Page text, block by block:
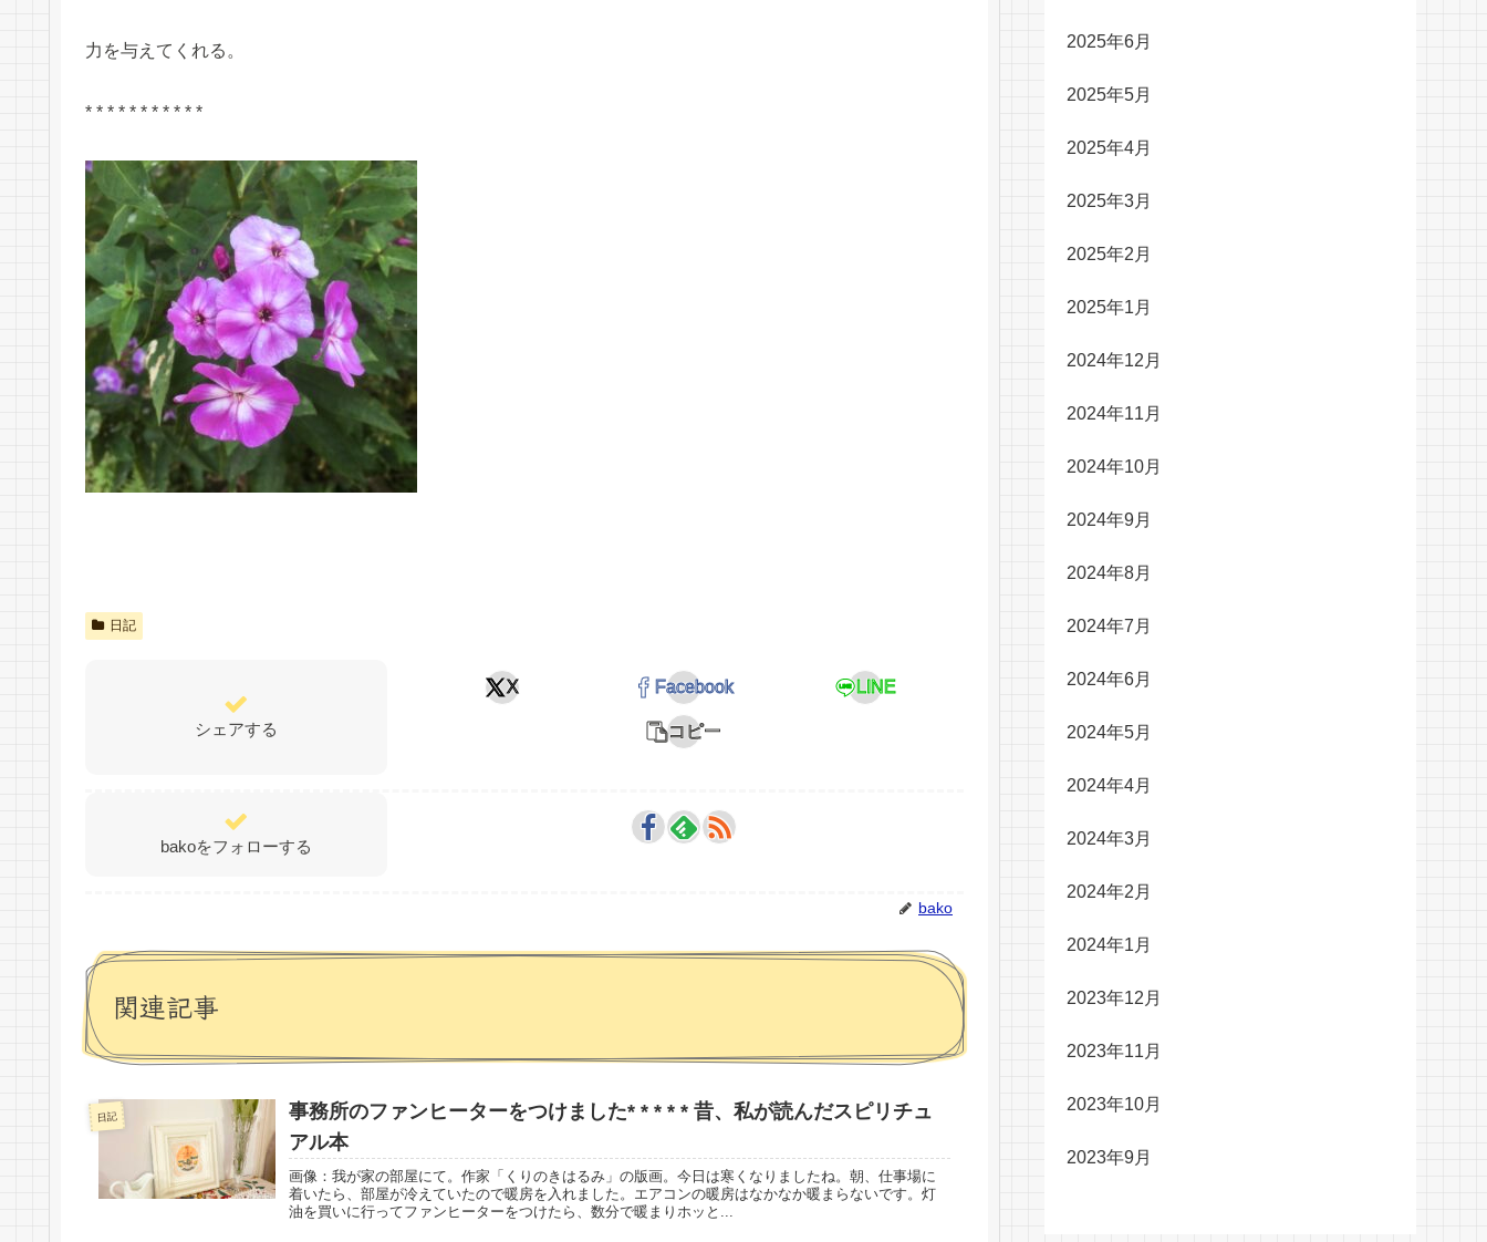
力を与えてくれる。
* * * * * * * * * * *
日記
シェアする
X Facebook LINE
コピー
bakoをフォローする
bako
関連記事
日記
事務所のファンヒーターをつけました* * * * * 昔、私が読んだスピリチュ
アル本
画像：我が家の部屋にて。作家「くりのきはるみ」の版画。今日は寒くなりましたね。朝、仕事場に
着いたら、部屋が冷えていたので暖房を入れました。エアコンの暖房はなかなか暖まらないです。灯
油を買いに行ってファンヒーターをつけたら、数分で暖まりホッと...
2025年6月
2025年5月
2025年4月
2025年3月
2025年2月
2025年1月
2024年12月
2024年11月
2024年10月
2024年9月
2024年8月
2024年7月
2024年6月
2024年5月
2024年4月
2024年3月
2024年2月
2024年1月
2023年12月
2023年11月
2023年10月
2023年9月